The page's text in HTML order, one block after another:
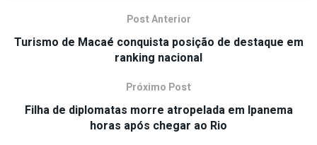
Post Anterior
Turismo de Macaé conquista posição de destaque em
ranking nacional
Próximo Post
Filha de diplomatas morre atropelada em Ipanema
horas após chegar ao Rio